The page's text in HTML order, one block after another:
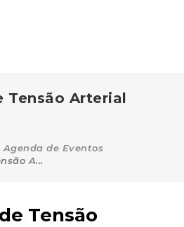
Tensão Arterial
Agenda de Eventos
A...
Tensão